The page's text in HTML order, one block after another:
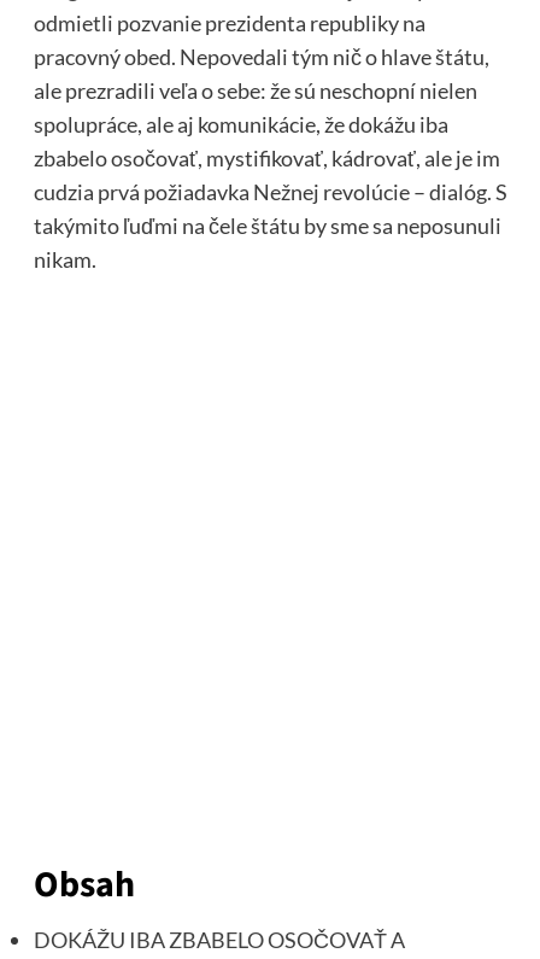
odmietli pozvanie prezidenta republiky na
pracovný obed. Nepovedali tým nič o hlave štátu,
ale prezradili veľa o sebe: že sú neschopní nielen
spolupráce, ale aj komunikácie, že dokážu iba
zbabelo osočovať, mystifikovať, kádrovať, ale je im
cudzia prvá požiadavka Nežnej revolúcie – dialóg. S
takýmito ľuďmi na čele štátu by sme sa neposunuli
nikam.
Obsah
DOKÁŽU IBA ZBABELO OSOČOVAŤ A